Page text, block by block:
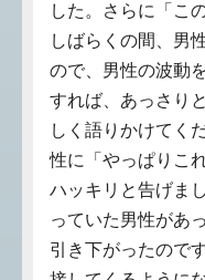
した。さらに「こ
しばらくの間、男
ので、男性の波動
すれば、あっさり
しく語りかけてく
性に「やっぱりこ
ハッキリと告げま
っていた男性があ
引き下がったので